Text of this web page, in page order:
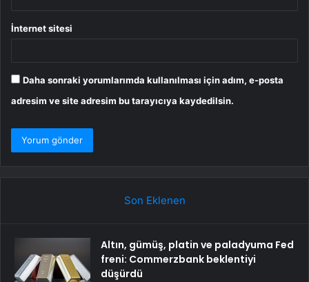
İnternet sitesi
Daha sonraki yorumlarımda kullanılması için adım, e-posta
adresim ve site adresim bu tarayıcıya kaydedilsin.
Son Eklenen
Altın, gümüş, platin ve paladyuma Fed
freni: Commerzbank beklentiyi
düşürdü